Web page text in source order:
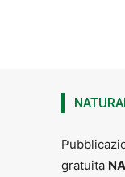
gratuita